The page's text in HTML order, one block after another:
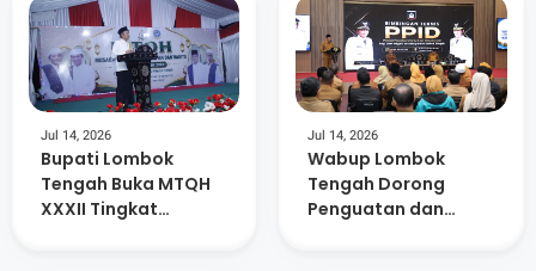
Jul 14, 2026
Bupati Lombok
Tengah Buka MTQH
XXXII Tingkat
Jul 14, 2026
Wabup Lombok
Tengah Dorong
Penguatan dan